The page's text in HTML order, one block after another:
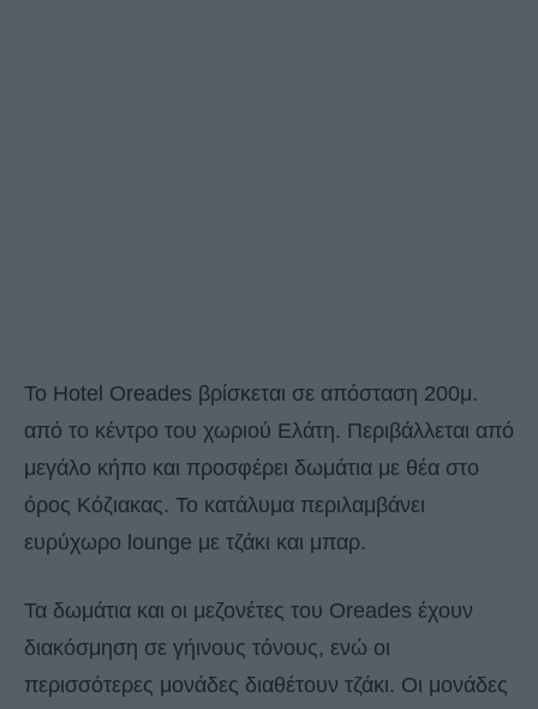
Το Hotel Oreades βρίσκεται σε απόσταση 200μ.
από το κέντρο του χωριού Ελάτη. Περιβάλλεται από
μεγάλο κήπο και προσφέρει δωμάτια με θέα στο
όρος Κόζιακας. Το κατάλυμα περιλαμβάνει
ευρύχωρο lounge με τζάκι και μπαρ.
Τα δωμάτια και οι μεζονέτες του Oreades έχουν
διακόσμηση σε γήινους τόνους, ενώ οι
περισσότερες μονάδες διαθέτουν τζάκι. Οι μονάδες